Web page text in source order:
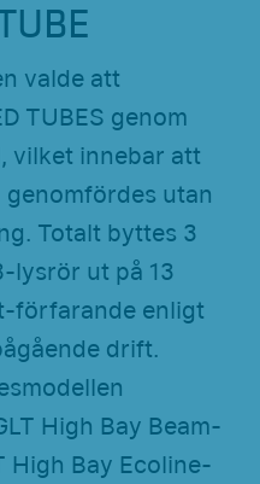
valde att
TUBES genom
vilket innebar att
utan
Totalt byttes 3
lysrör ut på 13
förfarande enligt
drift.
High Bay Beam-
High Bay Ecoline-